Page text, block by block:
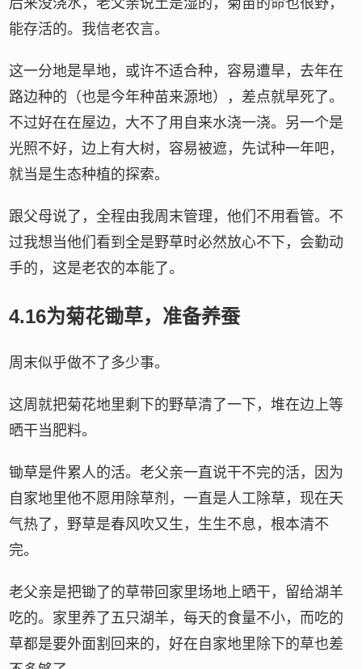
后来没浇水，老父亲说土是湿的，菊苗的命也很野，
能存活的。我信老农言。
这一分地是旱地，或许不适合种，容易遭旱，去年在
路边种的（也是今年种苗来源地），差点就旱死了。
不过好在在屋边，大不了用自来水浇一浇。另一个是
光照不好，边上有大树，容易被遮，先试种一年吧，
就当是生态种植的探索。
跟父母说了，全程由我周末管理，他们不用看管。不
过我想当他们看到全是野草时必然放心不下，会勤动
手的，这是老农的本能了。
4.16为菊花锄草，准备养蚕
周末似乎做不了多少事。
这周就把菊花地里剩下的野草清了一下，堆在边上等
晒干当肥料。
锄草是件累人的活。老父亲一直说干不完的活，因为
自家地里他不愿用除草剂，一直是人工除草，现在天
气热了，野草是春风吹又生，生生不息，根本清不
完。
老父亲是把锄了的草带回家里场地上晒干，留给湖羊
吃的。家里养了五只湖羊，每天的食量不小，而吃的
草都是要外面割回来的，好在自家地里除下的草也差